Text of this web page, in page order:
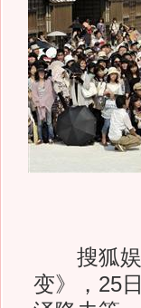
搜狐娱
变》，25